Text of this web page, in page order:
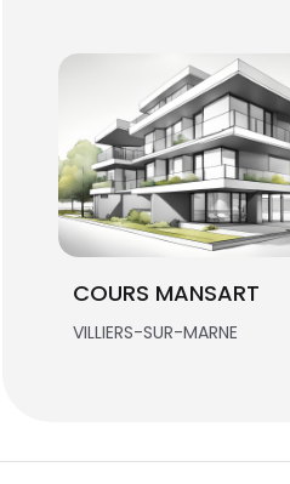
COURS MANSART
VILLIERS-SUR-MARNE